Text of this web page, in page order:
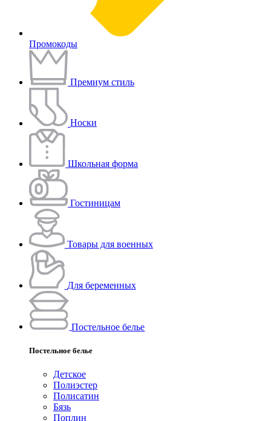
Промокоды
Премиум стиль
Носки
Школьная форма
Гостиницам
Товары для военных
Для беременных
Постельное белье
Постельное белье
Детское
Полиэстeр
Полисатин
Бязь
Поплин